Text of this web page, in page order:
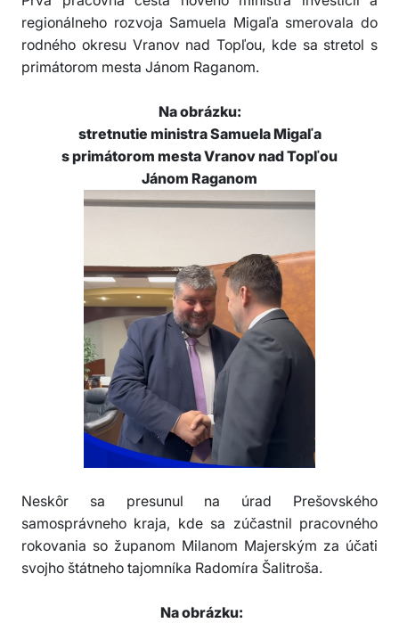
regionálneho rozvoja Samuela Migaľa smerovala do
rodného okresu Vranov nad Topľou, kde sa stretol s
primátorom mesta Jánom Raganom.
Na obrázku:
stretnutie ministra Samuela Migaľa
s primátorom mesta Vranov nad Topľou
Jánom Raganom
Neskôr sa presunul na úrad Prešovského
samosprávneho kraja, kde sa zúčastnil pracovného
rokovania so županom Milanom Majerským za účati
svojho štátneho tajomníka Radomíra Šalitroša.
Na obrázku: